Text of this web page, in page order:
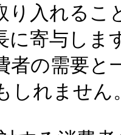
り入れるこ
に寄与しま
者の需要と
しれません